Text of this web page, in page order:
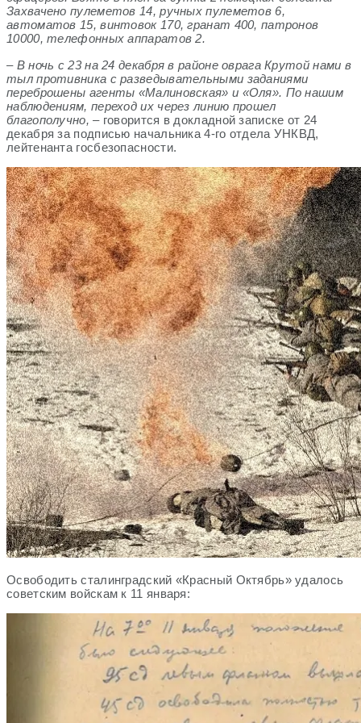
Захвачено пулеметов 14, ручных пулеметов 6,
автоматов 15, винтовок 170, гранат 400, патронов
10000, телефонных аппаратов 2.
– В ночь с 23 на 24 декабря в районе оврага Крутой нами в
тыл противника с разведывательными заданиями
переброшены агенты «Малиновская» и «Оля». По нашим
наблюдениям, переход их через линию прошел
благополучно, – говорится в докладной записке от 24
декабря за подписью начальника 4-го отдела УНКВД,
лейтенанта госбезопасности.
Освободить сталинградский «Красный Октябрь» удалось
советским войскам к 11 января: